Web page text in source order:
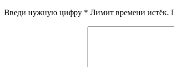
Введи нужную цифру * Лимит времени истёк.